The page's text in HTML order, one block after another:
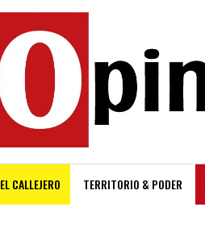
EL CALLEJERO TERRITORIO & PODER